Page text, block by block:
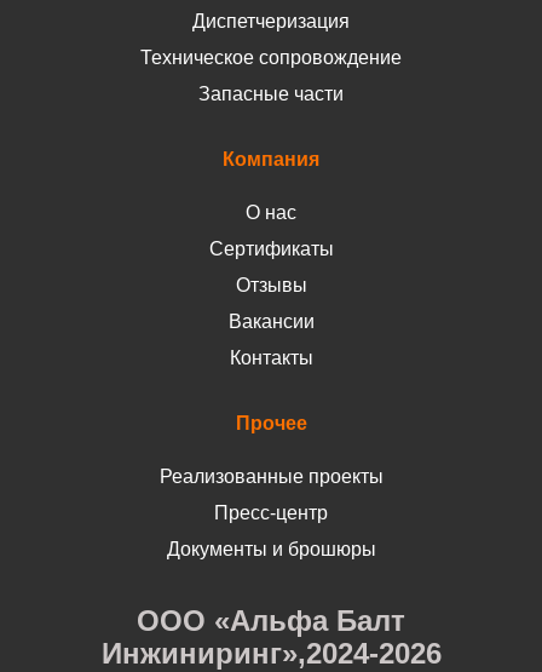
Диспетчеризация
Техническое сопровождение
Запасные части
Компания
О нас
Сертификаты
Отзывы
Вакансии
Контакты
Прочее
Реализованные проекты
Пресс-центр
Документы и брошюры
ООО «Альфа Балт
Инжиниринг»,2024-2026